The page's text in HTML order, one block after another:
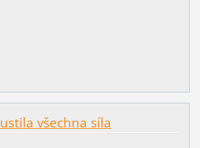
všechna síla